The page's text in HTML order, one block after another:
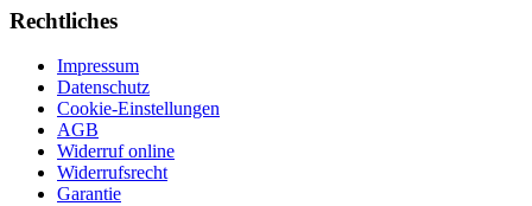
Rechtliches
Impressum
Datenschutz
Cookie-Einstellungen
AGB
Widerruf online
Widerrufsrecht
Garantie